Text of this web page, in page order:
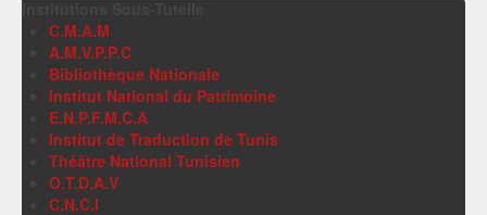
C.M.A.M
A.M.V.P.P.C
Bibliothèque Nationale
Institut National du Patrimoine
E.N.P.F.M.C.A
Institut de Traduction de Tunis
Théâtre National Tunisien
O.T.D.A.V
C.N.C.I